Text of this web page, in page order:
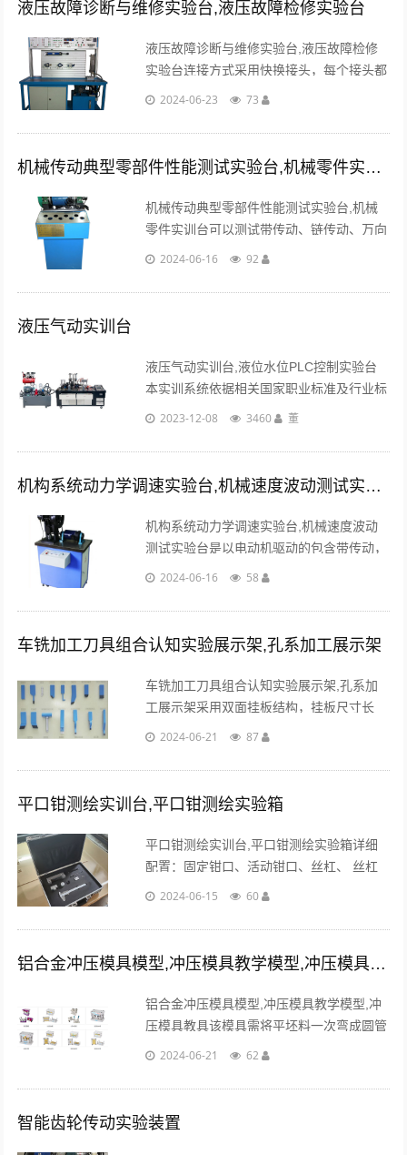
液压故障诊断与维修实验台,液压故障检修实验台
液压故障诊断与维修实验台,液压故障检修
实验台连接方式采用快换接头，每个接头都
配有带自锁结构的单向阀（即使实训过程中
出）。...
2024-06-23 73
机械传动典型零部件性能测试实验台,机械零件实训台
机械传动典型零部件性能测试实验台,机械
零件实训台可以测试带传动、链传动、万向
节传动性能及传动效率,适用于各院校《机
理》课程。...
2024-06-16 92
液压气动实训台
液压气动实训台,液位水位PLC控制实验台
本实训系统依据相关国家职业标准及行业标
准，结合各职业学校机械类、机电类专业要
发，适用职业学校开设的“液压与气压传动
技术”......
2023-12-08 3460 董
机构系统动力学调速实验台,机械速度波动测试实验台
机构系统动力学调速实验台,机械速度波动
测试实验台是以电动机驱动的包含带传动，
曲柄滑块机构的工作机在内的机械系统用于
的周期性速度波动。...
2024-06-16 58
车铣加工刀具组合认知实验展示架,孔系加工展示架
车铣加工刀具组合认知实验展示架,孔系加
工展示架采用双面挂板结构，挂板尺寸长
1200mmX宽1000mm；一面为车加工刀具
刀具展示；...
2024-06-21 87
平口钳测绘实训台,平口钳测绘实验箱
平口钳测绘实训台,平口钳测绘实验箱详细
配置：固定钳口、活动钳口、丝杠、 丝杠
螺母、标准件。采用数控机床精加工并经阳
2024-06-15 60
铝合金冲压模具模型,冲压模具教学模型,冲压模具教具
铝合金冲压模具模型,冲压模具教学模型,冲
压模具教具该模具需将平坯料一次弯成圆管
形零件。定模有两件活动凹模由顶板托住，
2024-06-21 62
智能齿轮传动实验装置